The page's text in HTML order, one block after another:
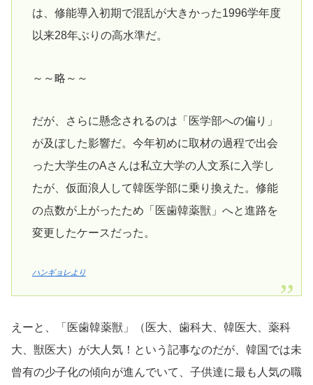
は、修能導入初期で混乱が大きかった1996学年度
以来28年ぶりの高水準だ。
～～略～～
だが、さらに懸念されるのは「医学部への偏り」
が及ぼした影響だ。今年初めに取材の過程で出会
った大学生のAさんは私立大学の人文系に入学し
たが、仮面浪人して韓医学部に乗り換えた。修能
の点数が上がったため「医歯韓薬獣」へと進路を
変更したケースだった。
ハンギョレより
えーと、「医歯韓薬獣」（医大、歯科大、韓医大、薬科
大、獣医大）が大人気！という記事なのだが、韓国では未
曾有の少子化の傾向が進んでいて、子供達に最も人気の職